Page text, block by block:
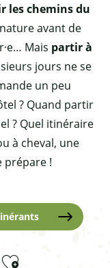
les chemins du
avant de
Mais partir à
jours ne se
un peu
? Quand partir
? Quel itinéraire
à cheval, une
prépare !